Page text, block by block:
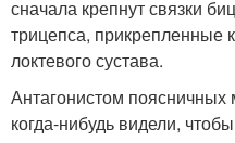
сначала крепнут связки
трицепса, прикрепленные
локтевого сустава.
Антагонистом
когда-нибудь видели,